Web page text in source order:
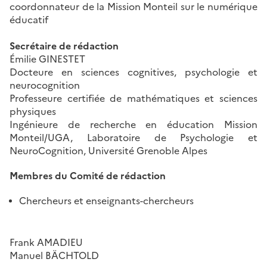
coordonnateur de la Mission Monteil sur le numérique
éducatif
Secrétaire de rédaction
Émilie GINESTET
Docteure en sciences cognitives, psychologie et
neurocognition
Professeure certifiée de mathématiques et sciences
physiques
Ingénieure de recherche en éducation Mission
Monteil/UGA, Laboratoire de Psychologie et
NeuroCognition, Université Grenoble Alpes
Membres du Comité de rédaction
Chercheurs et enseignants-chercheurs
Frank AMADIEU
Manuel BÄCHTOLD